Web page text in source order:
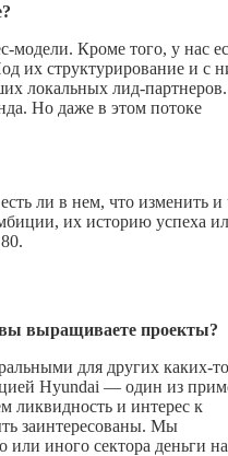
модели. Кроме того, у нас
их структурирование и с
локальных лид-партнеров.
Но даже в этом потоке
ли в нем, что изменить и
их историю успеха
вы выращиваете проекты?
для других каких-то
Hyundai — один из
ликвидность и интерес к
заинтересованы. Мы
или иного сектора деньги на